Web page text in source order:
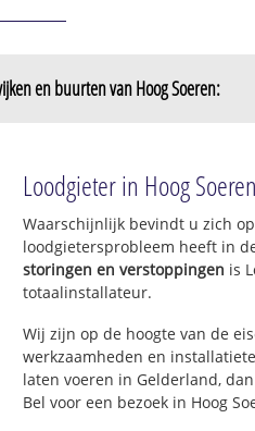
en buurten van Hoog Soeren:
Loodgieter in Hoog Soeren
Waarschijnlijk bevindt u zich
loodgietersprobleem heeft in
storingen en verstoppingen is
totaalinstallateur.
Wij zijn op de hoogte van de
werkzaamheden en
laten voeren in Gelderland,
Bel voor een bezoek in Hoog